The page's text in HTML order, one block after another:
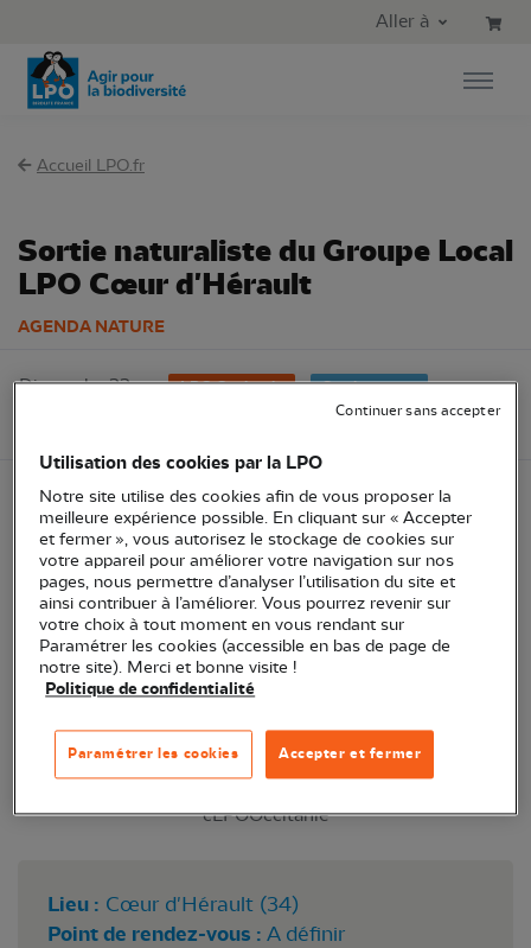
Aller au menu principal
Aller à
Accueil LPO.fr
Sortie naturaliste du Groupe Local
LPO Cœur d'Hérault
AGENDA NATURE
Dimanche 22
LPO Occitanie
Sortie nature
Sortie réservée aux adhérent.e.s, inscription
obligatoire au : 06.80.17.23.47
cLPOOccitanie
Lieu : Cœur d'Hérault (34)
Point de rendez-vous : A définir
Utilisation des cookies par la LPO
Notre site utilise des cookies afin de vous proposer la
meilleure expérience possible. En cliquant sur « Accepter
et fermer », vous autorisez le stockage de cookies sur
votre appareil pour améliorer votre navigation sur nos
pages, nous permettre d’analyser l’utilisation du site et
ainsi contribuer à l’améliorer. Vous pourrez revenir sur
votre choix à tout moment en vous rendant sur
Paramétrer les cookies (accessible en bas de page de
notre site). Merci et bonne visite !
Politique de confidentialité
Accepter et fermer
Paramétrer les cookies
Continuer sans accepter